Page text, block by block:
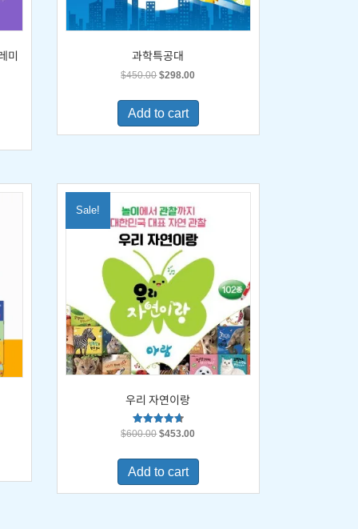
미
과학특공대
$450.00Original
was:
$450.00.
$298.00Current
is:
Add to cart
Sale!
우리 자연이랑
Rated
$600.00Original
was:
$600.00.
$453.00Current
is:
Add to cart